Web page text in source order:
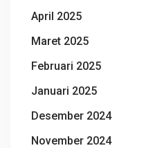
April 2025
Maret 2025
Februari 2025
Januari 2025
Desember 2024
November 2024